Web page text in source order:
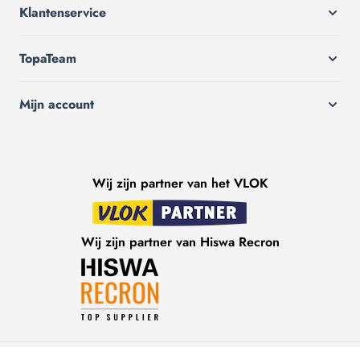
Klantenservice
TopaTeam
Mijn account
Wij zijn partner van het VLOK
Wij zijn partner van Hiswa Recron